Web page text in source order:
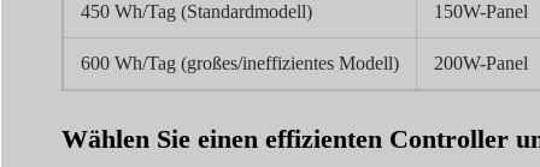
450 Wh/Tag (Standardmodell) 150W-Panel
600 Wh/Tag (großes/ineffizientes Modell) 200W-Panel
Wählen Sie einen effizienten Controller